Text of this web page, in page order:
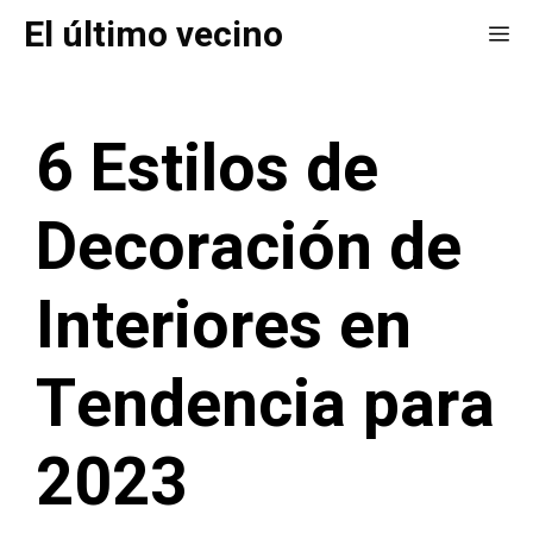
SaltarEl último vecino
6 Estilos de
Decoración de
Interiores en
Tendencia para
2023